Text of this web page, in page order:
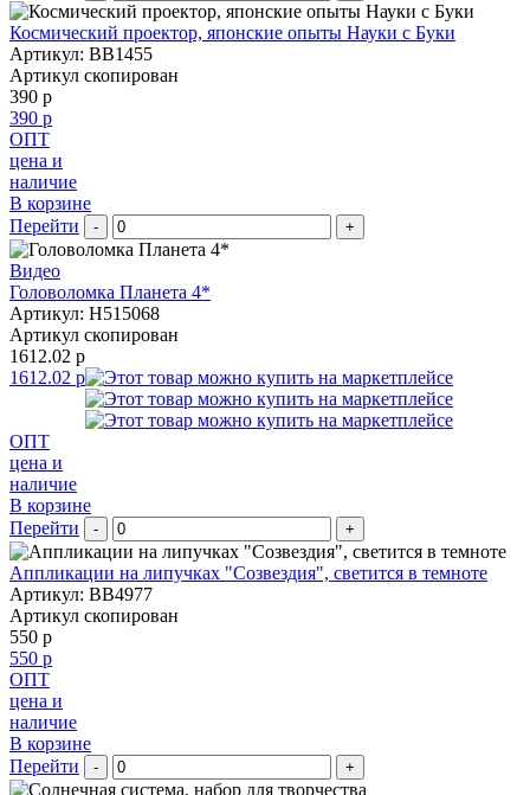
Космический проектор, японские опыты Науки с Буки
Артикул: BB1455
Артикул скопирован
390 р
390 р
ОПТ
цена и
наличие
В корзине
Перейти
- +
Видео
Головоломка Планета 4*
Артикул: H515068
Артикул скопирован
1612.02 р
1612.02 р
ОПТ
цена и
наличие
В корзине
Перейти
- +
Аппликации на липучках "Созвездия", светится в темноте
Артикул: BB4977
Артикул скопирован
550 р
550 р
ОПТ
цена и
наличие
В корзине
Перейти
- +